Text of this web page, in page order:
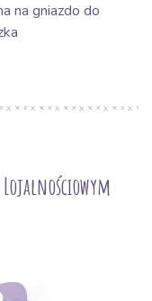
na gniazdo do